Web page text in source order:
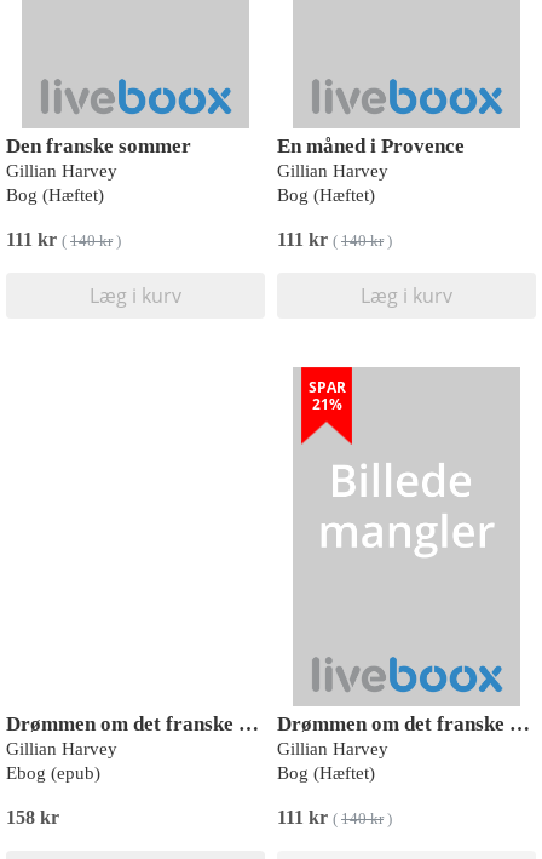
Den franske sommer
Gillian Harvey
Bog (Hæftet)
111 kr ( 140 kr)
Læg i kurv
En måned i Provence
Gillian Harvey
Bog (Hæftet)
111 kr ( 140 kr)
Læg i kurv
Drømmen om det franske slot
Gillian Harvey
Ebog (epub)
158 kr
SPAR
21%
Drømmen om det franske slot
Gillian Harvey
Bog (Hæftet)
111 kr ( 140 kr)